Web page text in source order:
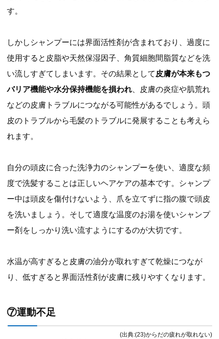
す。
しかしシャンプーには界面活性剤が含まれており、過度に
使用すると皮脂や天然保湿因子、角質細胞間脂質などを洗
い流しすぎてしまいます。その結果として 皮膚が本来もつ
バリア機能や水分保持機能を損われ 、皮膚の炎症や肌荒れ
などの皮膚トラブルにつながる可能性があるでしょう。頭
皮のトラブルから毛髪のトラブルに発展することも考えら
れます。
自分の頭皮に合った洗浄力のシャンプーを使い、適度な頻
度で洗髪することは正しいヘアケアの基本です。シャンプ
ー中は頭皮を傷付けないよう、爪を立てずに指の腹で頭皮
を洗いましょう。そして適度な温度のお湯を使いシャンプ
ー剤をしっかり洗い流すようにするのが大切です。
水温が高すぎると皮膚の油分が取れすぎて乾燥につなが
り、低すぎると界面活性剤が皮膚に残りやすくなります。
⑦運動不足
(出典:(23)からだの疲れが取れない)